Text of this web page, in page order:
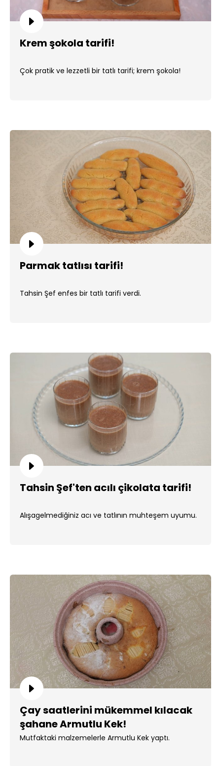
Krem şokola tarifi!
Çok pratik ve lezzetli bir tatlı tarifi; krem şokola!
Parmak tatlısı tarifi!
Tahsin Şef enfes bir tatlı tarifi verdi.
Tahsin Şef'ten acılı çikolata tarifi!
Alışagelmediğiniz acı ve tatlının muhteşem uyumu.
Çay saatlerini mükemmel kılacak
şahane Armutlu Kek!
Mutfaktaki malzemelerle Armutlu Kek yaptı.